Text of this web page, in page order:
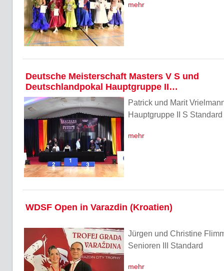
mehr
Deutsche Meisterschaft Masters V S und
Deutschlandpokal Hauptgruppe II…
Patrick und Marit
Hauptgruppe II S Standard
mehr
WDSF Open in Varazdin (Kroatien)
Jürgen und Christine
Senioren III Standard
mehr